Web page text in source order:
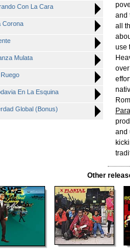
Con La Cara
Corona
Mulata
En La Esquina
Global (Bonus)
and
all
use
and
Other